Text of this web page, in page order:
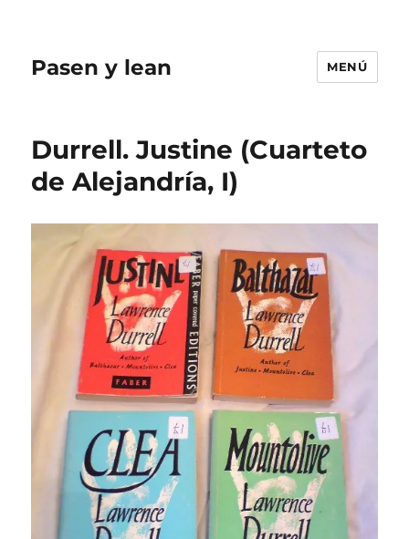
Pasen y lean MENÚ
Durrell. Justine (Cuarteto
de Alejandría, I)